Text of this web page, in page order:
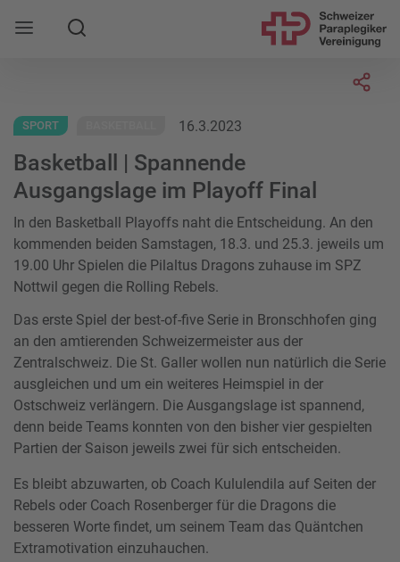
Mobile Navigation öffnen
Suche
SPORT 16.3.2023
Basketball | Spannende
Ausgangslage im Playoff Final
In den Basketball Playoffs naht die Entscheidung. An den
kommenden beiden Samstagen, 18.3. und 25.3. jeweils um
19.00 Uhr Spielen die Pilaltus Dragons zuhause im SPZ
Nottwil gegen die Rolling Rebels.
Das erste Spiel der best-of-five Serie in Bronschhofen ging
an den amtierenden Schweizermeister aus der
Zentralschweiz. Die St. Galler wollen nun natürlich die Serie
ausgleichen und um ein weiteres Heimspiel in der
Ostschweiz verlängern. Die Ausgangslage ist spannend,
denn beide Teams konnten von den bisher vier gespielten
Partien der Saison jeweils zwei für sich entscheiden.
Es bleibt abzuwarten, ob Coach Kululendila auf Seiten der
Rebels oder Coach Rosenberger für die Dragons die
besseren Worte findet, um seinem Team das Quäntchen
Extramotivation einzuhauchen.